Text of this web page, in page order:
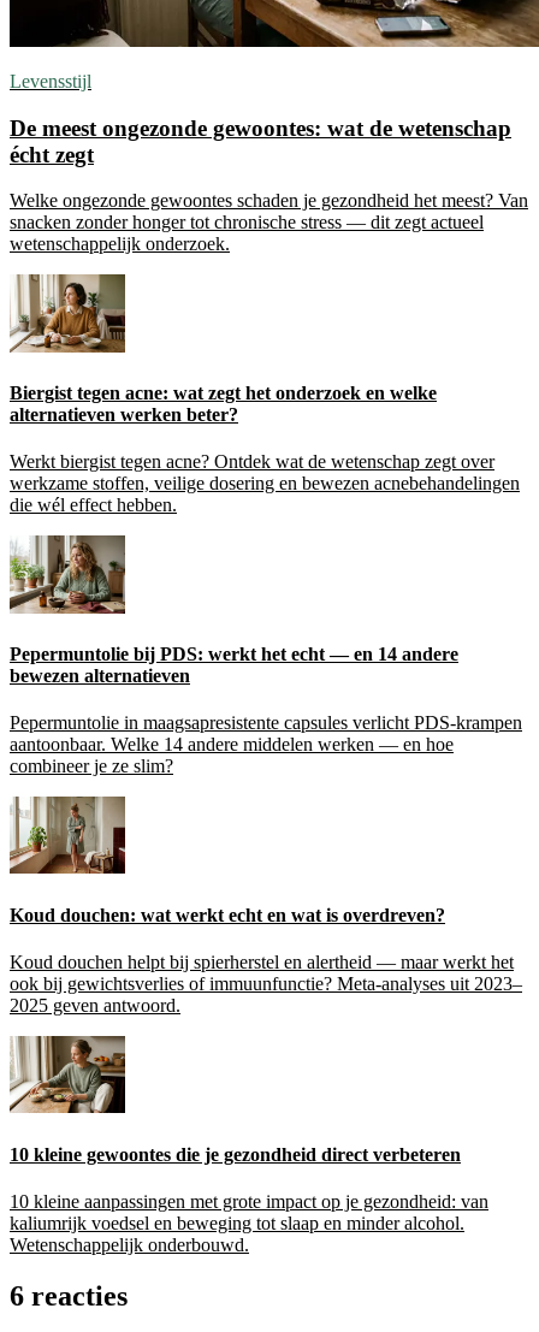
Levensstijl
De meest ongezonde gewoontes: wat de wetenschap
écht zegt
Welke ongezonde gewoontes schaden je gezondheid het meest? Van
snacken zonder honger tot chronische stress — dit zegt actueel
wetenschappelijk onderzoek.
Biergist tegen acne: wat zegt het onderzoek en welke
alternatieven werken beter?
Werkt biergist tegen acne? Ontdek wat de wetenschap zegt over
werkzame stoffen, veilige dosering en bewezen acnebehandelingen
die wél effect hebben.
Pepermuntolie bij PDS: werkt het echt — en 14 andere
bewezen alternatieven
Pepermuntolie in maagsapresistente capsules verlicht PDS-krampen
aantoonbaar. Welke 14 andere middelen werken — en hoe
combineer je ze slim?
Koud douchen: wat werkt echt en wat is overdreven?
Koud douchen helpt bij spierherstel en alertheid — maar werkt het
ook bij gewichtsverlies of immuunfunctie? Meta-analyses uit 2023–
2025 geven antwoord.
10 kleine gewoontes die je gezondheid direct verbeteren
10 kleine aanpassingen met grote impact op je gezondheid: van
kaliumrijk voedsel en beweging tot slaap en minder alcohol.
Wetenschappelijk onderbouwd.
6 reacties